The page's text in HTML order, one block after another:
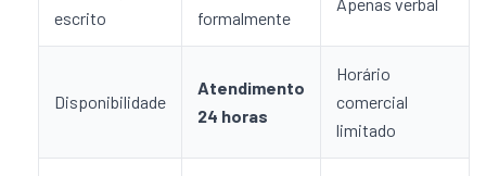
escrito
formalmente
Disponibilidade
Atendimento
24 horas
Horário
comercial
limitado